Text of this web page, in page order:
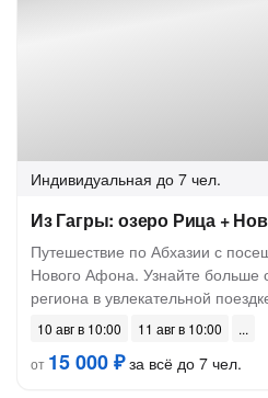
Индивидуальная до 7 чел.
Из Гагры: озеро Рица +
Путешествие по Абхазии с
Нового Афона. Узнайте больше
региона в увлекательной
10 авг в 10:00
11 авг в 10:00
от 15 000 ₽за всё до 7 чел.